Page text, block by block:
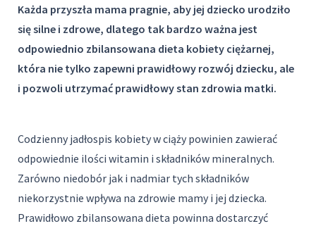
Każda przyszła mama pragnie, aby jej dziecko urodziło
się silne i zdrowe, dlatego tak bardzo ważna jest
odpowiednio zbilansowana dieta kobiety ciężarnej,
która nie tylko zapewni prawidłowy rozwój dziecku, ale
i pozwoli utrzymać prawidłowy stan zdrowia matki.
Codzienny jadłospis kobiety w ciąży powinien zawierać
odpowiednie ilości witamin i składników mineralnych.
Zarówno niedobór jak i nadmiar tych składników
niekorzystnie wpływa na zdrowie mamy i jej dziecka.
Prawidłowo zbilansowana dieta powinna dostarczyć